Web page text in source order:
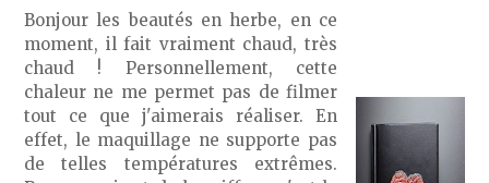
Bonjour les beautés en herbe, en ce
moment, il fait vraiment chaud, très
chaud ! Personnellement, cette
chaleur ne me permet pas de filmer
tout ce que j'aimerais réaliser. En
effet, le maquillage ne supporte pas
de telles températures extrêmes.